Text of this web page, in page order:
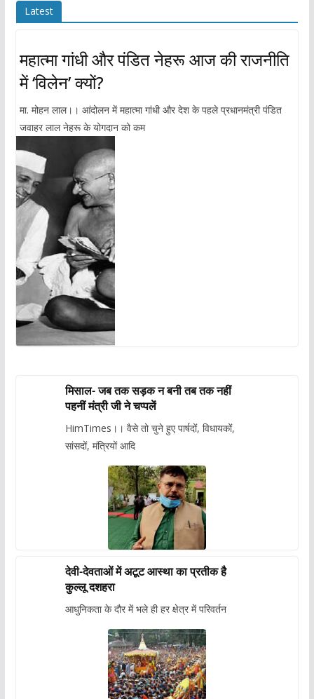
Latest
महात्मा गांधी और पंडित नेहरू आज की राजनीति
में ‘विलेन’ क्यों?
मा. मोहन लाल।। आंदोलन में महात्मा गांधी और देश के पहले प्रधानमंत्री पंडित
जवाहर लाल नेहरू के योगदान को कम
मिसाल- जब तक सड़क न बनी तब तक नहीं
पहनीं मंत्री जी ने चप्पलें
HimTimes।। वैसे तो चुने हुए पार्षदों, विधायकों,
सांसदों, मंत्रियों आदि
देवी-देवताओं में अटूट आस्था का प्रतीक है
कुल्लू दशहरा
आधुनिकता के दौर में भले ही हर क्षेत्र में परिवर्तन